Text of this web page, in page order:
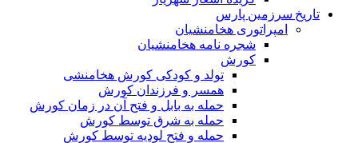
تاریخ سرزمین پارس
امپراتوری هخامنشیان
شجره نامه هخامنشیان
کورش
تولد و کودکی کورش هخامنشی
همسر و فرزندان کورش
حمله به بابل و فتح آن در زمان کورش
حمله به شرق توسط کورش
حمله و فتح لودیه توسط کورش